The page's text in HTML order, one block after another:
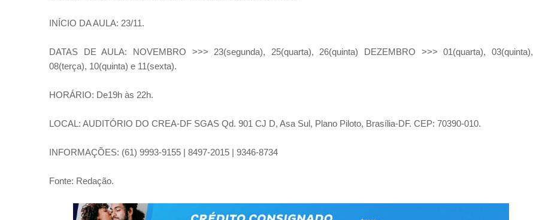
INÍCIO DA AULA: 23/11.
DATAS DE AULA: NOVEMBRO >>> 23(segunda), 25(quarta), 26(quinta) DEZEMBRO >>> 01(quarta), 03(quinta),
08(terça), 10(quinta) e 11(sexta).
HORÁRIO: De19h às 22h.
LOCAL: AUDITÓRIO DO CREA-DF SGAS Qd. 901 CJ D, Asa Sul, Plano Piloto, Brasília-DF. CEP: 70390-010.
INFORMAÇÕES: (61) 9993-9155 | 8497-2015 | 9346-8734
Fonte: Redação.